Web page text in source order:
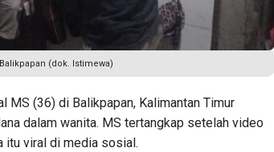
(dok. Istimewa)
MS (36) di Balikpapan, Kalimantan Timur
dalam wanita. MS tertangkap setelah video
itu viral di media sosial.